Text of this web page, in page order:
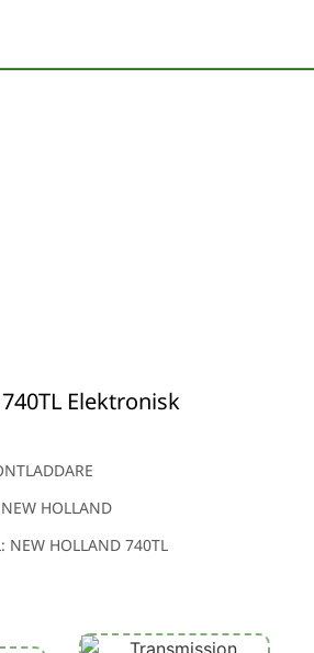
Elektronisk
HOLLAND
NEW HOLLAND 740TL